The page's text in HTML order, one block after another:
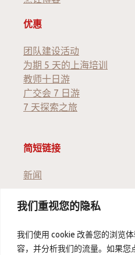
我们重视您的隐私
我们使用 cookie 改善您的浏览
容，并分析我们的流量。如果您
优惠
团队建设活动
为期 5 天的上海培训
教师十日游
广交会 7 日游
7 天探索之旅
简短链接
新闻
版本说明
数据保护